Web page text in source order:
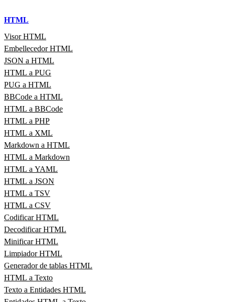
HTML
Visor HTML
Embellecedor HTML
JSON a HTML
HTML a PUG
PUG a HTML
BBCode a HTML
HTML a BBCode
HTML a PHP
HTML a XML
Markdown a HTML
HTML a Markdown
HTML a YAML
HTML a JSON
HTML a TSV
HTML a CSV
Codificar HTML
Decodificar HTML
Minificar HTML
Limpiador HTML
Generador de tablas HTML
HTML a Texto
Texto a Entidades HTML